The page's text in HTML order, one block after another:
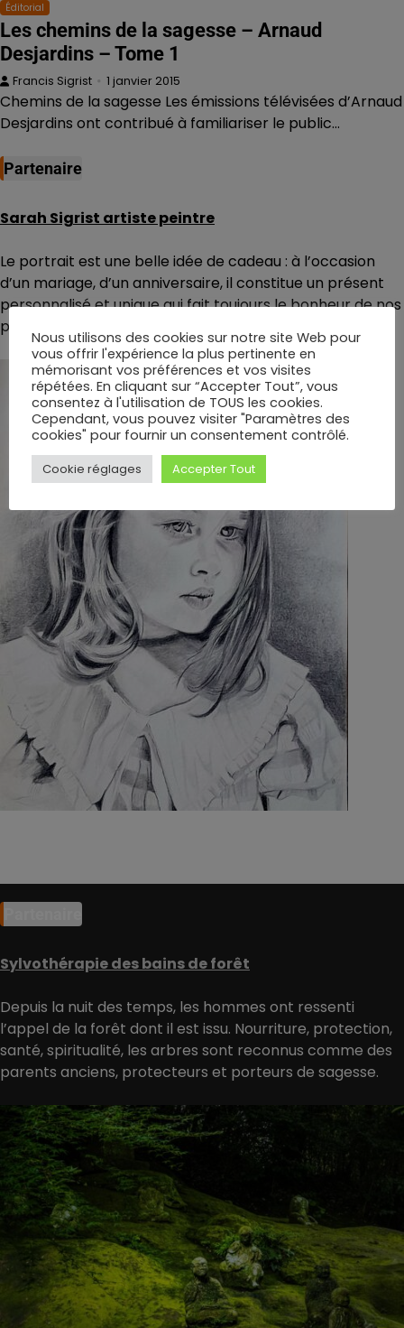
Éditorial
Les chemins de la sagesse – Arnaud
Desjardins – Tome 1
Francis Sigrist 1 janvier 2015
Chemins de la sagesse Les émissions télévisées d’Arnaud
Desjardins ont contribué à familiariser le public…
Partenaire
Sarah Sigrist artiste peintre
Le portrait est une belle idée de cadeau : à l’occasion
d’un mariage, d’un anniversaire, il constitue un présent
personnalisé et unique qui fait toujours le bonheur de nos
proches.
Sylvothérapie des bains de forêt
Depuis la nuit des temps, les hommes ont ressenti
l’appel de la forêt dont il est issu. Nourriture, protection,
santé, spiritualité, les arbres sont reconnus comme des
parents anciens, protecteurs et porteurs de sagesse.
Nous utilisons des cookies sur notre site Web pour
vous offrir l'expérience la plus pertinente en
mémorisant vos préférences et vos visites
répétées. En cliquant sur “Accepter Tout”, vous
consentez à l'utilisation de TOUS les cookies.
Cependant, vous pouvez visiter "Paramètres des
cookies" pour fournir un consentement contrôlé.
Cookie réglages Accepter Tout